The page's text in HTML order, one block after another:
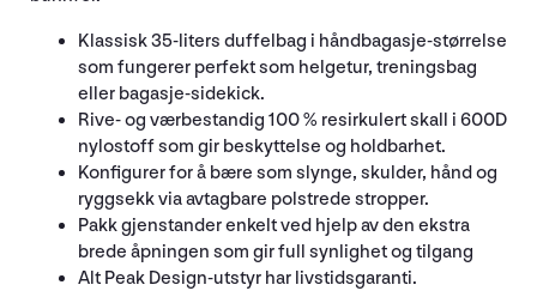
Klassisk 35-liters duffelbag i håndbagasje-størrelse
som fungerer perfekt som helgetur, treningsbag
eller bagasje-sidekick.
Rive- og værbestandig 100 % resirkulert skall i 600D
nylostoff som gir beskyttelse og holdbarhet.
Konfigurer for å bære som slynge, skulder, hånd og
ryggsekk via avtagbare polstrede stropper.
Pakk gjenstander enkelt ved hjelp av den ekstra
brede åpningen som gir full synlighet og tilgang
Alt Peak Design-utstyr har livstidsgaranti.